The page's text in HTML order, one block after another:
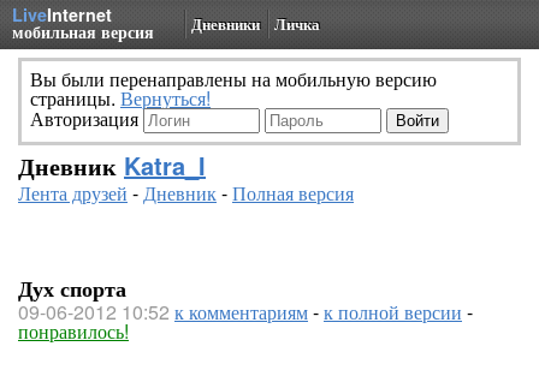
LiveInternet
мобильная версия Дневники Личка
Вы были перенаправлены на мобильную версию
страницы. Вернуться!
Авторизация
Дневник Katra_I
Лента друзей -Дневник-Полная версия
Дух спорта
09-06-2012 10:52 к комментариям-к полной версии -
понравилось!